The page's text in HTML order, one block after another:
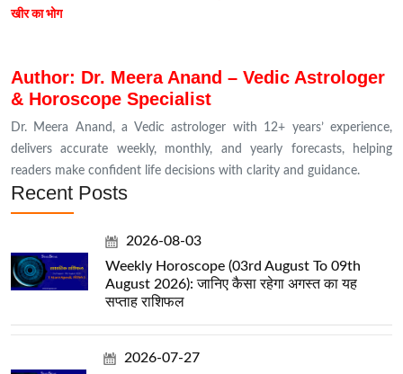
खीर का भोग
Author: Dr. Meera Anand – Vedic Astrologer
& Horoscope Specialist
Dr. Meera Anand, a Vedic astrologer with 12+ years’ experience,
delivers accurate weekly, monthly, and yearly forecasts, helping
readers make confident life decisions with clarity and guidance.
Recent Posts
2026-08-03
Weekly Horoscope (03rd August To 09th
August 2026): जानिए कैसा रहेगा अगस्त का यह
सप्ताह राशिफल
2026-07-27